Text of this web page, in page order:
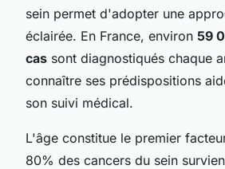
sein permet d'adopter une
éclairée. En France, environ 59
cas sont diagnostiqués chaque
connaître ses prédispositions
son suivi médical.
L'âge constitue le premier
80% des cancers du sein